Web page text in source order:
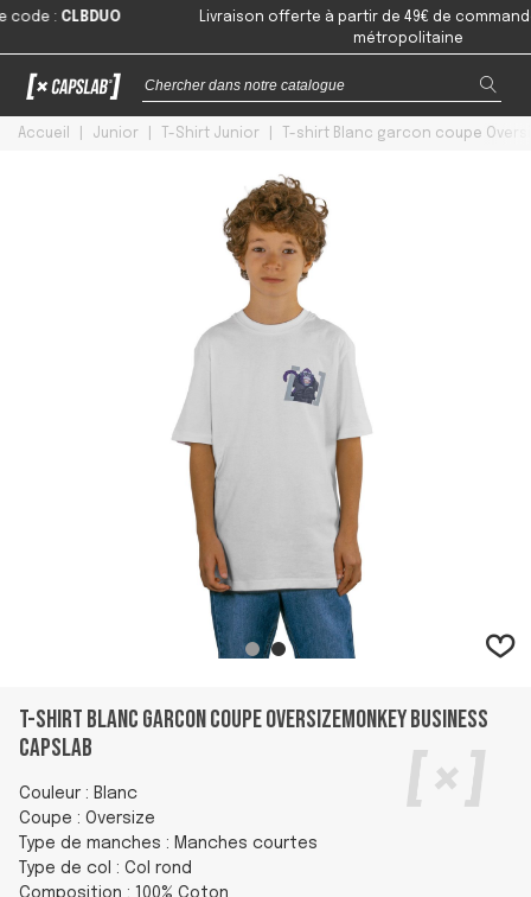
:CLBDUO
Livraison offerte à partir de 49€ de commande en
métropolitaine
Accueil Junior T-Shirt Junior T-shirt Blanc garcon coupe
T-shirt Blanc garcon coupe OversizeMonkey Business
Capslab
Couleur : Blanc
Coupe : Oversize
Type de manches : Manches courtes
Type de col : Col rond